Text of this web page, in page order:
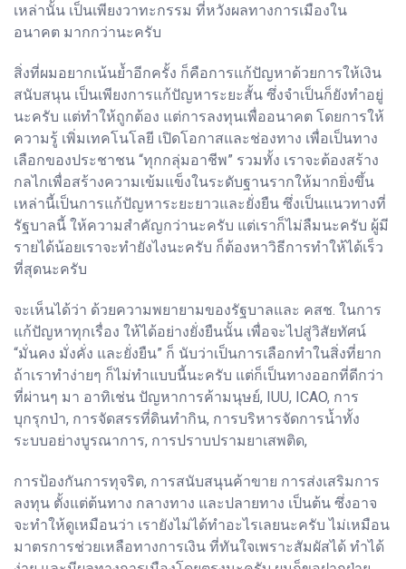
เหล่านั้น เป็นเพียงวาทะกรรม ที่หวังผลทางการเมืองใน
อนาคต มากกว่านะครับ
สิ่งที่ผมอยากเน้นย้ำอีกครั้ง ก็คือการแก้ปัญหาด้วยการให้เงิน
สนับสนุน เป็นเพียงการแก้ปัญหาระยะสั้น ซึ่งจำเป็นก็ยังทำอยู่
นะครับ แต่ทำให้ถูกต้อง แต่การลงทุนเพื่ออนาคต โดยการให้
ความรู้ เพิ่มเทคโนโลยี เปิดโอกาสและช่องทาง เพื่อเป็นทาง
เลือกของประชาชน “ทุกกลุ่มอาชีพ” รวมทั้ง เราจะต้องสร้าง
กลไกเพื่อสร้างความเข้มแข็งในระดับฐานรากให้มากยิ่งขึ้น
เหล่านี้เป็นการแก้ปัญหาระยะยาวและยั่งยืน ซึ่งเป็นแนวทางที่
รัฐบาลนี้ ให้ความสำคัญกว่านะครับ แต่เราก็ไม่ลืมนะครับ ผู้มี
รายได้น้อยเราจะทำยังไงนะครับ ก็ต้องหาวิธีการทำให้ได้เร็ว
ที่สุดนะครับ
จะเห็นได้ว่า ด้วยความพยายามของรัฐบาลและ คสช. ในการ
แก้ปัญหาทุกเรื่อง ให้ได้อย่างยั่งยืนนั้น เพื่อจะไปสู่วิสัยทัศน์
“มั่นคง มั่งคั่ง และยั่งยืน” ก็ นับว่าเป็นการเลือกทำในสิ่งที่ยาก
ถ้าเราทำง่ายๆ ก็ไม่ทำแบบนี้นะครับ แต่ก็เป็นทางออกที่ดีกว่า
ที่ผ่านๆ มา อาทิเช่น ปัญหาการค้ามนุษย์, IUU, ICAO, การ
บุกรุกป่า, การจัดสรรที่ดินทำกิน, การบริหารจัดการน้ำทั้ง
ระบบอย่างบูรณาการ, การปราบปรามยาเสพติด,
การป้องกันการทุจริต, การสนับสนุนค้าขาย การส่งเสริมการ
ลงทุน ตั้งแต่ต้นทาง กลางทาง และปลายทาง เป็นต้น ซึ่งอาจ
จะทำให้ดูเหมือนว่า เรายังไม่ได้ทำอะไรเลยนะครับ ไม่เหมือน
มาตรการช่วยเหลือทางการเงิน ที่ทันใจเพราะสัมผัสได้ ทำได้